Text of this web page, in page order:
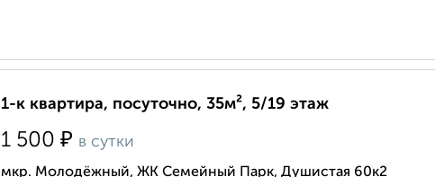
1-к квартира, посуточно, 35м², 5/19 этаж
1 500 ₽ в сутки
мкр. Молодёжный, ЖК Семейный Парк, Душистая 60к2